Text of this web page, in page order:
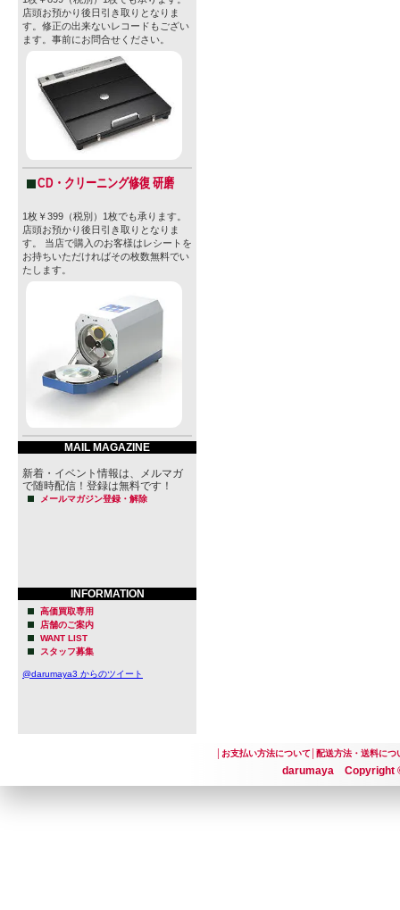
店頭お預かり後日引き取りとなりま
す。修正の出来ないレコードもござい
ます。事前にお問合せください。
CD・クリーニング修復 研磨
1枚￥399（税別）1枚でも承ります。
店頭お預かり後日引き取りとなりま
す。 当店で購入のお客様はレシートを
お持ちいただければその枚数無料でい
たします。
MAIL MAGAZINE
新着・イベント情報は、メルマガ
で随時配信！登録は無料です！
メールマガジン登録・解除
INFORMATION
高価買取専用
店舗のご案内
WANT LIST
スタッフ募集
@darumaya3 からのツイート
お支払い方法について│ 配送方法・送料につ
darumaya Copyright